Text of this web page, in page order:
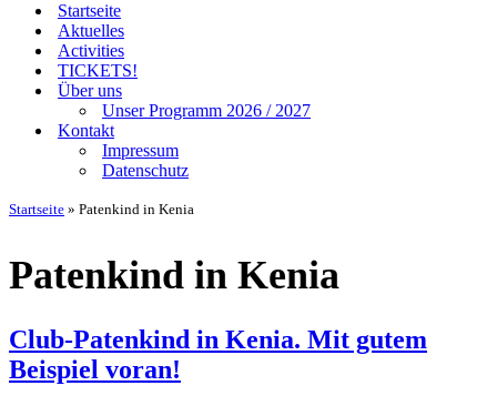
Startseite
Aktuelles
Activities
TICKETS!
Über uns
Unser Programm 2026 / 2027
Kontakt
Impressum
Datenschutz
Startseite » Patenkind in Kenia
Patenkind in Kenia
Club-Patenkind in Kenia. Mit gutem
Beispiel voran!